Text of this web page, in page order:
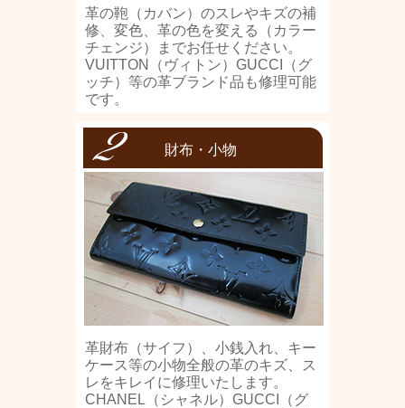
革の鞄（カバン）のスレやキズの補
修、変色、革の色を変える（カラー
チェンジ）までお任せください。
VUITTON（ヴィトン）GUCCI（グ
ッチ）等の革ブランド品も修理可能
です。
財布・小物
革財布（サイフ）、小銭入れ、キー
ケース等の小物全般の革のキズ、ス
レをキレイに修理いたします。
CHANEL（シャネル）GUCCI（グ